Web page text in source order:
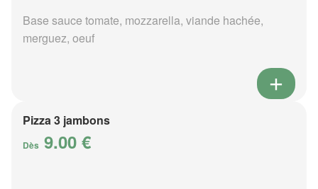
Base sauce tomate, mozzarella, viande hachée,
merguez, oeuf
Pizza 3 jambons
Dès 9.00 €